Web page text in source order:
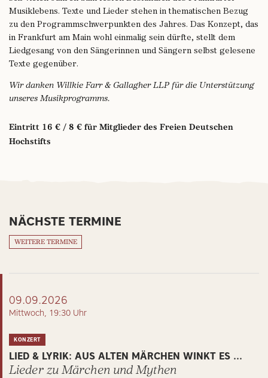
Musiklebens. Texte und Lieder stehen in thematischen Bezug
zu den Programmschwerpunkten des Jahres. Das Konzept, das
in Frankfurt am Main wohl einmalig sein dürfte, stellt dem
Liedgesang von den Sängerinnen und Sängern selbst gelesene
Texte gegenüber.
Wir danken Willkie Farr & Gallagher LLP für die Unterstützung
unseres Musikprogramms.
Eintritt 16 € / 8 € für Mitglieder des Freien Deutschen
Hochstifts
NÄCHSTE TERMINE
WEITERE TERMINE
09.09.2026
Mittwoch, 19:30 Uhr
KONZERT
LIED & LYRIK: AUS ALTEN MÄRCHEN WINKT ES ...
Lieder zu Märchen und Mythen